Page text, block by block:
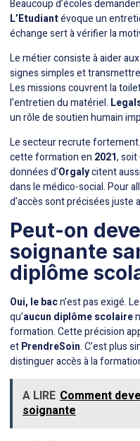
Beaucoup d’écoles
L’Etudiantévoque un
échange sert à vérifier la
Le métier consiste àaider
signes simples et
Les missions couvrent la
l’entretien du matériel.
un rôle de soutien humain
Le secteur recrute fortement.
cette formation en 2021, soit
données d’Orgalycitent aussi
dans le médico-social. Pour
d’accès sont précisées juste
Peut-on
soignante
diplôme
Oui, le bacn’est pas exigé.
qu’aucun diplôme scolaire
formation. Cette précision
etPrendreSoin. C’est plus
distinguer accès à la
A LIRE Comment
soignante